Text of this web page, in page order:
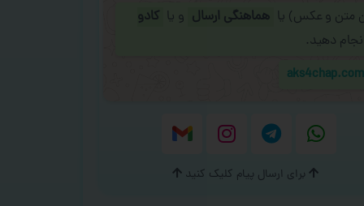
متن و عکس) یا هماهنگی ارسال و یا کادو
دهید.
برای ارسال پیام کلیک کنید